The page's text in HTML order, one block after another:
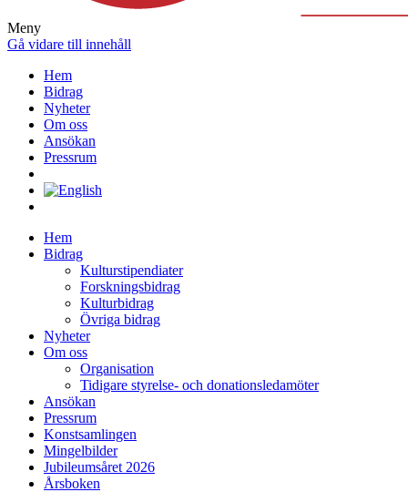
Meny
Gå vidare till innehåll
Hem
Bidrag
Nyheter
Om oss
Ansökan
Pressrum
Hem
Bidrag
Kulturstipendiater
Forskningsbidrag
Kulturbidrag
Övriga bidrag
Nyheter
Om oss
Organisation
Tidigare styrelse- och donationsledamöter
Ansökan
Pressrum
Konstsamlingen
Mingelbilder
Jubileumsåret 2026
Årsboken